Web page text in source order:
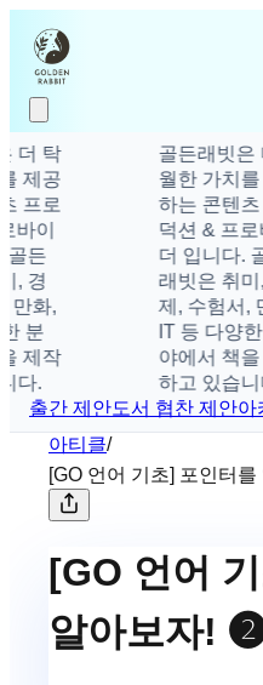
더 탁
제공
프로
바이
든
, 경
화,
분
제작
다.
골든래빗은
월한 가치를
하는 콘텐츠
덕션 & 프로
더 입니다.
래빗은 취미,
제, 수험서,
IT 등 다양한
야에서 책을
하고 있습니
출간 제안도서 협찬 제안아
아티클/
[GO 언어 기초] 포인터
[GO 언어
알아보자!